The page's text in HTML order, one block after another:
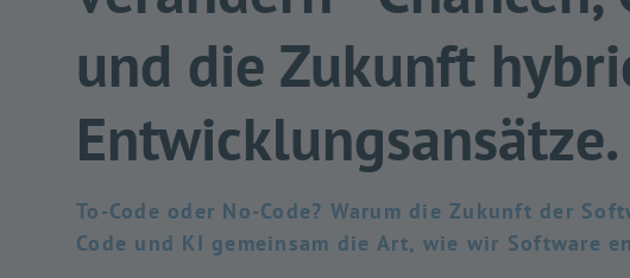
und die Zukunft
Entwicklungsansätze.
To-Code oder No-Code? Warum die Zukunft der
Code und KI gemeinsam die Art, wie wir Software